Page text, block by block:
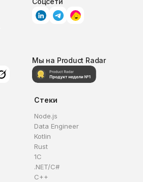
Мы на Product Radar
Стеки
Node.js
Data Engineer
Kotlin
Rust
1C
.NET/C#
C++